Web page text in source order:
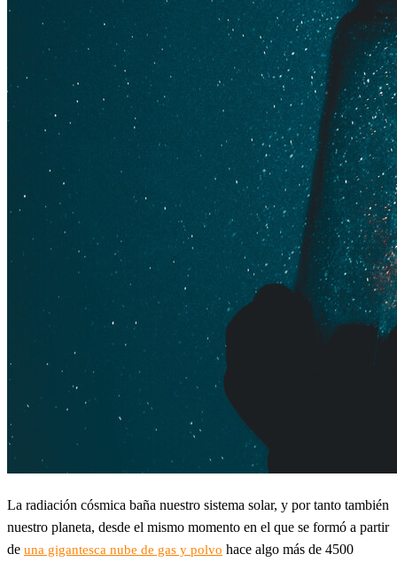
La radiación cósmica baña nuestro sistema solar, y por tanto también
nuestro planeta, desde el mismo momento en el que se formó a partir
de una gigantesca nube de gas y polvo hace algo más de 4500